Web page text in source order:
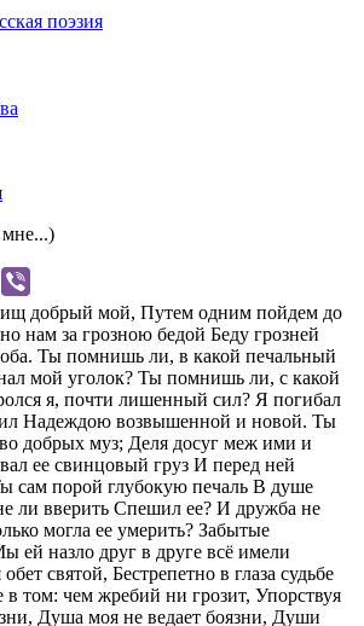
поэзия
добрый мой, Путем одним пойдем до
нам за грозною бедой Беду грозней
Ты помнишь ли, в какой печальный
мой уголок? Ты помнишь ли, с какой
я, почти лишенный сил? Я погибал
Надеждою возвышенной и новой. Ты
добрых муз; Деля досуг меж ими и
ее свинцовый груз И перед ней
сам порой глубокую печаль В душе
ли вверить Спешил ее? И дружба не
могла ее умерить? Забытые
ей назло друг в друге всё имели
святой, Бестрепетно в глаза судьбе
в том: чем жребий ни грозит, Упорствуя
Душа моя не ведает боязни, Души